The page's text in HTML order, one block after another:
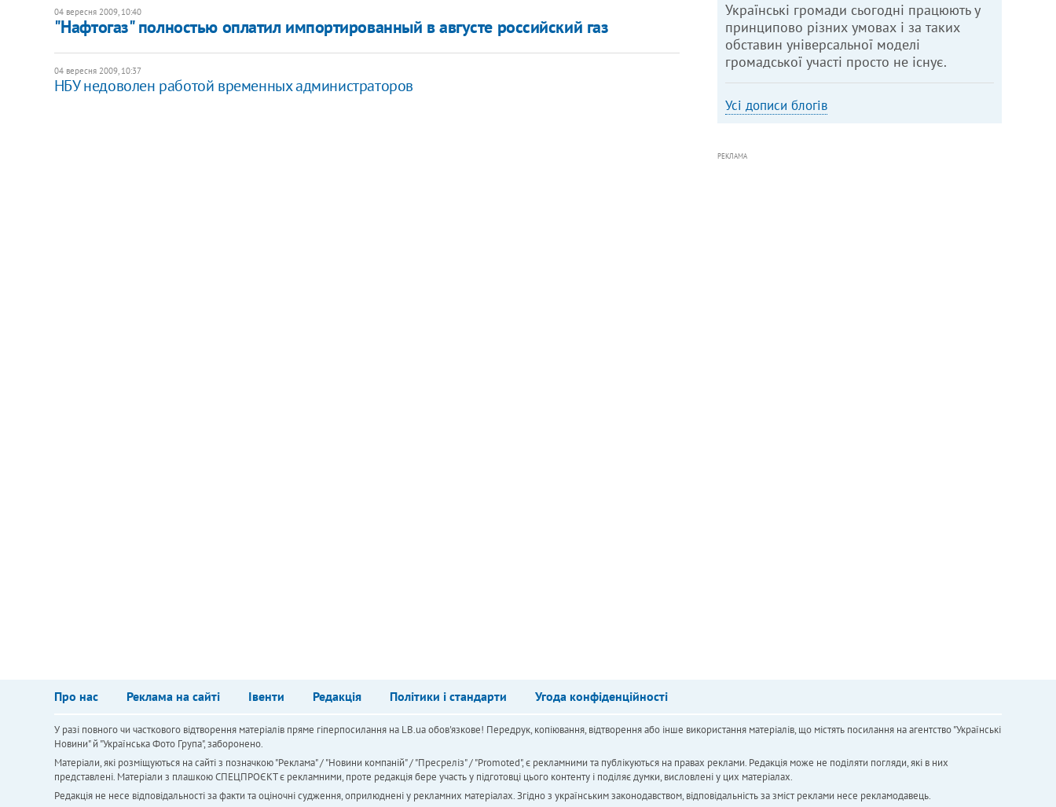
04 вересня 2009, 10:40
"Нафтогаз" полностью оплатил импортированный в августе российский газ
04 вересня 2009, 10:37
НБУ недоволен работой временных администраторов
Українські громади сьогодні працюють у
принципово різних умовах і за таких
обставин універсальної моделі
громадської участі просто не існує.
Усі дописи блогів
РЕКЛАМА
Про нас Реклама на сайті Івенти Редакція Політики і стандарти Угода конфіденційності
У разі повного чи часткового відтворення матеріалів пряме гіперпосилання на LB.ua обов'язкове! Передрук, копіювання, відтворення або інше використання матеріалів, що містять посилання на агентство "Українськi
Новини" й "Українська Фото Група", заборонено.
Матеріали, які розміщуються на сайті з позначкою "Реклама" / "Новини компаній" / "Пресреліз" / "Promoted", є рекламними та публікуються на правах реклами. Редакція може не поділяти погляди, які в них
представлені. Матеріали з плашкою СПЕЦПРОЄКТ є рекламними, проте редакція бере участь у підготовці цього контенту і поділяє думки, висловлені у цих матеріалах.
Редакція не несе відповідальності за факти та оціночні судження, оприлюднені у рекламних матеріалах. Згідно з українським законодавством, відповідальність за зміст реклами несе рекламодавець.